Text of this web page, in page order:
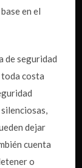
en el
de seguridad
costa
dejar
cuenta
o